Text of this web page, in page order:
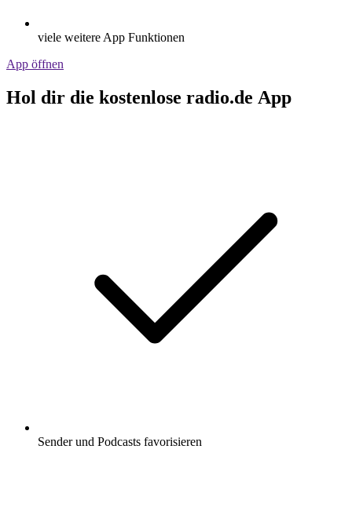
viele weitere App Funktionen
App öffnen
Hol dir die kostenlose radio.de App
Sender und Podcasts favorisieren